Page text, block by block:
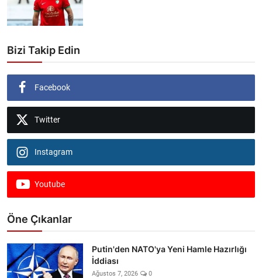
Bizi Takip Edin
Facebook
Twitter
Instagram
Youtube
Öne Çıkanlar
Putin'den NATO'ya Yeni Hamle Hazırlığı
İddiası
Ağustos 7, 2026 0